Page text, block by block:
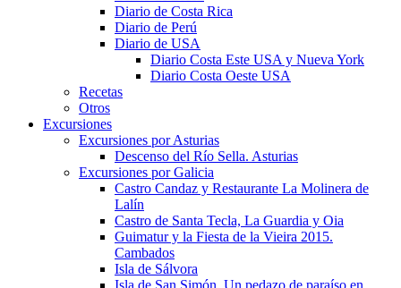
Diario de Costa Rica
Diario de Perú
Diario de USA
Diario Costa Este USA y Nueva York
Diario Costa Oeste USA
Recetas
Otros
Excursiones
Excursiones por Asturias
Descenso del Río Sella. Asturias
Excursiones por Galicia
Castro Candaz y Restaurante La Molinera de
Lalín
Castro de Santa Tecla, La Guardia y Oia
Guimatur y la Fiesta de la Vieira 2015.
Cambados
Isla de Sálvora
Isla de San Simón. Un pedazo de paraíso en